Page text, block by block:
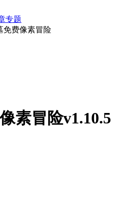
专题
免费像素冒险
素冒险v1.10.5